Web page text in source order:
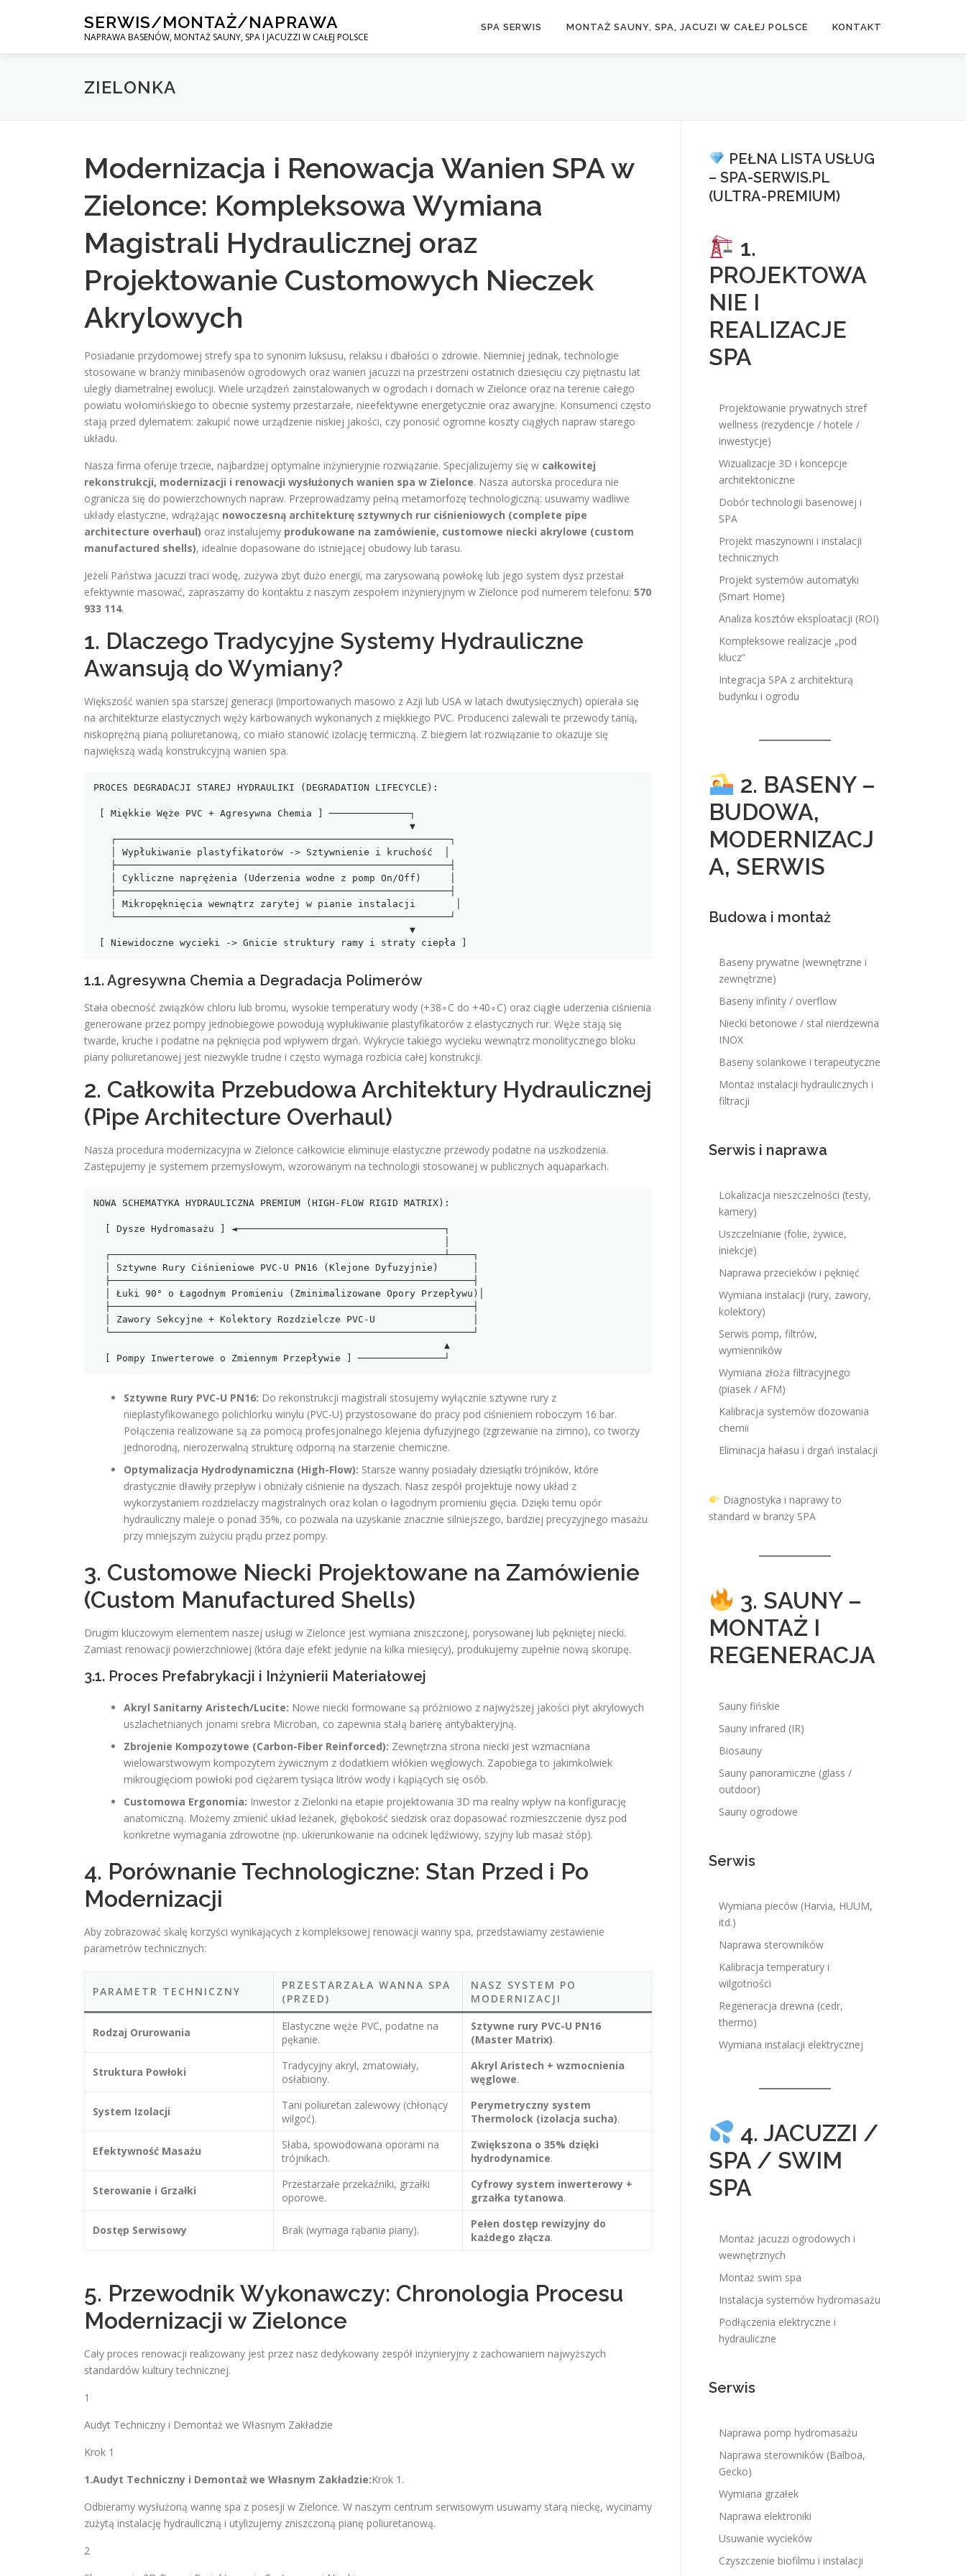
SERWIS/MONTAŻ/NAPRAWA
NAPRAWA BASENÓW, MONTAŻ SAUNY, SPA I JACUZZI W CAŁEJ POLSCE
SPA SERWIS MONTAŻ SAUNY, SPA, JACUZI W CAŁEJ POLSCE KONTAKT
ZIELONKA
Modernizacja i Renowacja Wanien SPA w
Zielonce: Kompleksowa Wymiana
Magistrali Hydraulicznej oraz
Projektowanie Customowych Nieczek
Akrylowych
Posiadanie przydomowej strefy spa to synonim luksusu, relaksu i dbałości o zdrowie. Niemniej jednak, technologie
stosowane w branży minibasenów ogrodowych oraz wanien jacuzzi na przestrzeni ostatnich dziesięciu czy piętnastu lat
uległy diametralnej ewolucji. Wiele urządzeń zainstalowanych w ogrodach i domach w Zielonce oraz na terenie całego
powiatu wołomińskiego to obecnie systemy przestarzałe, nieefektywne energetycznie oraz awaryjne. Konsumenci często
stają przed dylematem: zakupić nowe urządzenie niskiej jakości, czy ponosić ogromne koszty ciągłych napraw starego
układu.
Nasza firma oferuje trzecie, najbardziej optymalne inżynieryjnie rozwiązanie. Specjalizujemy się w całkowitej
rekonstrukcji, modernizacji i renowacji wysłużonych wanien spa w Zielonce. Nasza autorska procedura nie
ogranicza się do powierzchownych napraw. Przeprowadzamy pełną metamorfozę technologiczną: usuwamy wadliwe
układy elastyczne, wdrążając nowoczesną architekturę sztywnych rur ciśnieniowych (complete pipe
architecture overhaul) oraz instalujemy produkowane na zamówienie, customowe niecki akrylowe (custom
manufactured shells), idealnie dopasowane do istniejącej obudowy lub tarasu.
Jeżeli Państwa jacuzzi traci wodę, zużywa zbyt dużo energii, ma zarysowaną powłokę lub jego system dysz przestał
efektywnie masować, zapraszamy do kontaktu z naszym zespołem inżynieryjnym w Zielonce pod numerem telefonu: 570
933 114.
1. Dlaczego Tradycyjne Systemy Hydrauliczne
Awansują do Wymiany?
Większość wanien spa starszej generacji (importowanych masowo z Azji lub USA w latach dwutysięcznych) opierała się
na architekturze elastycznych węży karbowanych wykonanych z miękkiego PVC. Producenci zalewali te przewody tanią,
niskoprężną pianą poliuretanową, co miało stanowić izolację termiczną. Z biegiem lat rozwiązanie to okazuje się
największą wadą konstrukcyjną wanien spa.
PROCES DEGRADACJI STAREJ HYDRAULIKI (DEGRADATION LIFECYCLE):
1.1. Agresywna Chemia a Degradacja Polimerów
Stała obecność związków chloru lub bromu, wysokie temperatury wody (+38∘C do +40∘C) oraz ciągłe uderzenia ciśnienia
generowane przez pompy jednobiegowe powodują wypłukiwanie plastyfikatorów z elastycznych rur. Węże stają się
twarde, kruche i podatne na pęknięcia pod wpływem drgań. Wykrycie takiego wycieku wewnątrz monolitycznego bloku
piany poliuretanowej jest niezwykle trudne i często wymaga rozbicia całej konstrukcji.
2. Całkowita Przebudowa Architektury Hydraulicznej
(Pipe Architecture Overhaul)
Nasza procedura modernizacyjna w Zielonce całkowicie eliminuje elastyczne przewody podatne na uszkodzenia.
Zastępujemy je systemem przemysłowym, wzorowanym na technologii stosowanej w publicznych aquaparkach.
NOWA SCHEMATYKA HYDRAULICZNA PREMIUM (HIGH-FLOW RIGID MATRIX):
Sztywne Rury PVC-U PN16: Do rekonstrukcji magistrali stosujemy wyłącznie sztywne rury z
nieplastyfikowanego polichlorku winylu (PVC-U) przystosowane do pracy pod ciśnieniem roboczym 16 bar.
Połączenia realizowane są za pomocą profesjonalnego klejenia dyfuzyjnego (zgrzewanie na zimno), co tworzy
jednorodną, nierozerwalną strukturę odporną na starzenie chemiczne.
Optymalizacja Hydrodynamiczna (High-Flow): Starsze wanny posiadały dziesiątki trójników, które
drastycznie dławiły przepływ i obniżały ciśnienie na dyszach. Nasz zespół projektuje nowy układ z
wykorzystaniem rozdzielaczy magistralnych oraz kolan o łagodnym promieniu gięcia. Dzięki temu opór
hydrauliczny maleje o ponad 35%, co pozwala na uzyskanie znacznie silniejszego, bardziej precyzyjnego masażu
przy mniejszym zużyciu prądu przez pompy.
3. Customowe Niecki Projektowane na Zamówienie
(Custom Manufactured Shells)
Drugim kluczowym elementem naszej usługi w Zielonce jest wymiana zniszczonej, porysowanej lub pękniętej niecki.
Zamiast renowacji powierzchniowej (która daje efekt jedynie na kilka miesięcy), produkujemy zupełnie nową skorupę.
3.1. Proces Prefabrykacji i Inżynierii Materiałowej
Akryl Sanitarny Aristech/Lucite: Nowe niecki formowane są próżniowo z najwyższej jakości płyt akrylowych
uszlachetnianych jonami srebra Microban, co zapewnia stałą barierę antybakteryjną.
Zbrojenie Kompozytowe (Carbon-Fiber Reinforced): Zewnętrzna strona niecki jest wzmacniana
wielowarstwowym kompozytem żywicznym z dodatkiem włókien węglowych. Zapobiega to jakimkolwiek
mikrougięciom powłoki pod ciężarem tysiąca litrów wody i kąpiących się osób.
Customowa Ergonomia: Inwestor z Zielonki na etapie projektowania 3D ma realny wpływ na konfigurację
anatomiczną. Możemy zmienić układ leżanek, głębokość siedzisk oraz dopasować rozmieszczenie dysz pod
konkretne wymagania zdrowotne (np. ukierunkowanie na odcinek lędźwiowy, szyjny lub masaż stóp).
4. Porównanie Technologiczne: Stan Przed i Po
Modernizacji
Aby zobrazować skalę korzyści wynikających z kompleksowej renowacji wanny spa, przedstawiamy zestawienie
parametrów technicznych:
PARAMETR TECHNICZNY
PRZESTARZAŁA WANNA SPA
(PRZED)
NASZ SYSTEM PO
MODERNIZACJI
Rodzaj Orurowania
Elastyczne węże PVC, podatne na
pękanie.
Sztywne rury PVC-U PN16
(Master Matrix).
Struktura Powłoki
Tradycyjny akryl, zmatowiały,
osłabiony.
Akryl Aristech + wzmocnienia
węglowe.
System Izolacji
Tani poliuretan zalewowy (chłonący
wilgoć).
Perymetryczny system
Thermolock (izolacja sucha).
Efektywność Masażu
Słaba, spowodowana oporami na
trójnikach.
Zwiększona o 35% dzięki
hydrodynamice.
Sterowanie i Grzałki
Przestarzałe przekaźniki, grzałki
oporowe.
Cyfrowy system inwerterowy +
grzałka tytanowa.
Dostęp Serwisowy Brak (wymaga rąbania piany).
Pełen dostęp rewizyjny do
każdego złącza.
5. Przewodnik Wykonawczy: Chronologia Procesu
Modernizacji w Zielonce
Cały proces renowacji realizowany jest przez nasz dedykowany zespół inżynieryjny z zachowaniem najwyższych
standardów kultury technicznej.
1
Audyt Techniczny i Demontaż we Własnym Zakładzie
Krok 1
1.Audyt Techniczny i Demontaż we Własnym Zakładzie:Krok 1.
Odbieramy wysłużoną wannę spa z posesji w Zielonce. W naszym centrum serwisowym usuwamy starą nieckę, wycinamy
zużytą instalację hydrauliczną i utylizujemy zniszczoną pianę poliuretanową.
2
PEŁNA LISTA USŁUG
– SPA-SERWIS.PL
(ULTRA-PREMIUM)
1.
PROJEKTOWA
NIE I
REALIZACJE
SPA
Projektowanie prywatnych stref
wellness (rezydencje / hotele /
inwestycje)
Wizualizacje 3D i koncepcje
architektoniczne
Dobór technologii basenowej i
SPA
Projekt maszynowni i instalacji
technicznych
Projekt systemów automatyki
(Smart Home)
Analiza kosztów eksploatacji (ROI)
Kompleksowe realizacje „pod
klucz”
Integracja SPA z architekturą
budynku i ogrodu
2. BASENY –
BUDOWA,
MODERNIZACJ
A, SERWIS
Budowa i montaż
Baseny prywatne (wewnętrzne i
zewnętrzne)
Baseny infinity / overflow
Niecki betonowe / stal nierdzewna
INOX
Baseny solankowe i terapeutyczne
Montaż instalacji hydraulicznych i
filtracji
Serwis i naprawa
Lokalizacja nieszczelności (testy,
kamery)
Uszczelnianie (folie, żywice,
iniekcje)
Naprawa przecieków i pęknięć
Wymiana instalacji (rury, zawory,
kolektory)
Serwis pomp, filtrów,
wymienników
Wymiana złoża filtracyjnego
(piasek / AFM)
Kalibracja systemów dozowania
chemii
Eliminacja hałasu i drgań instalacji
Diagnostyka i naprawy to
standard w branży SPA
3. SAUNY –
MONTAŻ I
REGENERACJA
Sauny fińskie
Sauny infrared (IR)
Biosauny
Sauny panoramiczne (glass /
outdoor)
Sauny ogrodowe
Serwis
Wymiana pieców (Harvia, HUUM,
itd.)
Naprawa sterowników
Kalibracja temperatury i
wilgotności
Regeneracja drewna (cedr,
thermo)
Wymiana instalacji elektrycznej
4. JACUZZI /
SPA / SWIM
SPA
Montaż jacuzzi ogrodowych i
wewnętrznych
Montaż swim spa
Instalacja systemów hydromasażu
Podłączenia elektryczne i
hydrauliczne
Serwis
Naprawa pomp hydromasażu
Naprawa sterowników (Balboa,
Gecko)
Wymiana grzałek
Naprawa elektroniki
Usuwanie wycieków
Czyszczenie biofilmu i instalacji